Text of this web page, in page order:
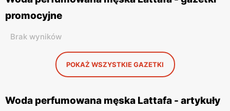
promocyjne
Brak wyników
POKAŻ WSZYSTKIE GAZETKI
Woda perfumowana męska Lattafa - artykuły